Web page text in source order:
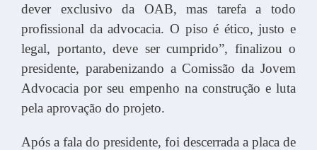
dever exclusivo da OAB, mas tarefa a todo
profissional da advocacia. O piso é ético, justo e
legal, portanto, deve ser cumprido”, finalizou o
presidente, parabenizando a Comissão da Jovem
Advocacia por seu empenho na construção e luta
pela aprovação do projeto.
Após a fala do presidente, foi descerrada a placa de